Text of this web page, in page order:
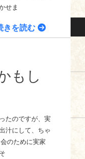
せま
きを読む
もし
たのですが、実
汁にして、ちゃ
のために実家